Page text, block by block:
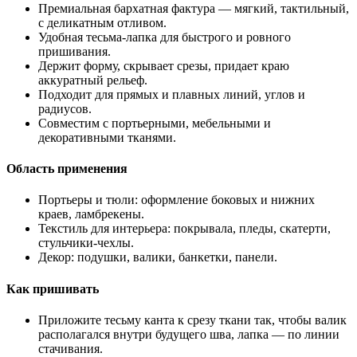
Премиальная бархатная фактура — мягкий, тактильный,
с деликатным отливом.
Удобная тесьма-лапка для быстрого и ровного
пришивания.
Держит форму, скрывает срезы, придает краю
аккуратный рельеф.
Подходит для прямых и плавных линий, углов и
радиусов.
Совместим с портьерными, мебельными и
декоративными тканями.
Область применения
Портьеры и тюли: оформление боковых и нижних
краев, ламбрекены.
Текстиль для интерьера: покрывала, пледы, скатерти,
стульчики-чехлы.
Декор: подушки, валики, банкетки, панели.
Как пришивать
Приложите тесьму канта к срезу ткани так, чтобы валик
располагался внутри будущего шва, лапка — по линии
стачивания.